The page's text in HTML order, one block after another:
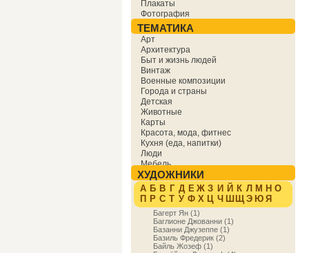
Плакаты
Фотография
ТЕМАТИКА
Арт
Архитектура
Быт и жизнь людей
Винтаж
Военные композиции
Города и страны
Детская
Животные
Карты
Красота, мода, фитнес
Кухня (еда, напитки)
Люди
Мебель
Мировая культура
Музыка
Надписи
Образование
Отдых
Охота
Праздники
Природа
ХУДОЖНИКИ
А Б В Г Д Е Ж З И Й К Л М Н О
П Р С Т У Ф Х Ц Ч Ш Щ Э Ю Я
Багерт Ян (1)
Баглионе Джованни (1)
Базанни Джузеппе (1)
Базиль Фредерик (2)
Байль Жозеф (1)